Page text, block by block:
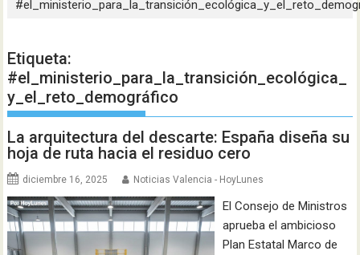
Etiqueta:
#el_ministerio_para_la_transición_ecológica_
y_el_reto_demográfico
La arquitectura del descarte: España diseña su
hoja de ruta hacia el residuo cero
diciembre 16, 2025 Noticias Valencia - HoyLunes
El Consejo de Ministros
aprueba el ambicioso
Plan Estatal Marco de